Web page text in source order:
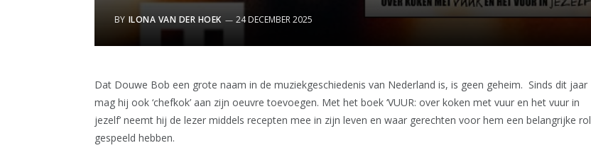
BY ILONA VAN DER HOEK 24 DECEMBER 2025
Dat Douwe Bob een grote naam in de muziekgeschiedenis van Nederland is, is geen geheim. Sinds dit jaar
mag hij ook ‘chefkok’ aan zijn oeuvre toevoegen. Met het boek ‘VUUR: over koken met vuur en het vuur in
jezelf’ neemt hij de lezer middels recepten mee in zijn leven en waar gerechten voor hem een belangrijke rol
gespeeld hebben.